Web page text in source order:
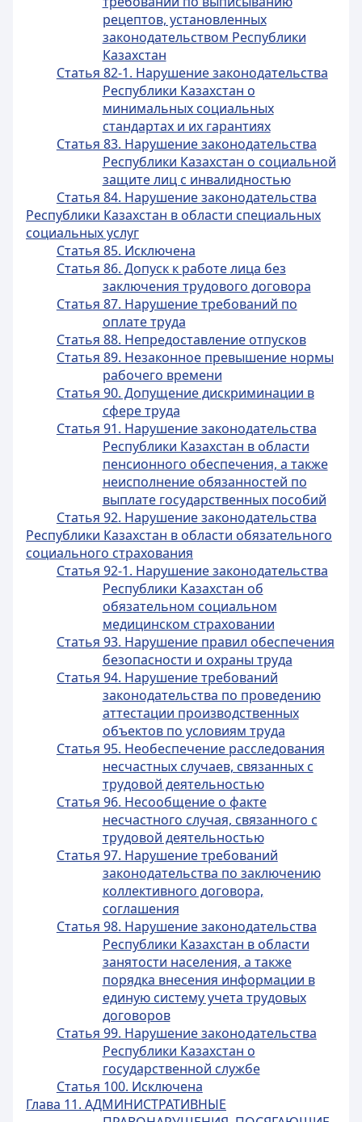
рецептов, установленных
законодательством Республики
Казахстан
Статья 82-1. Нарушение законодательства
Республики Казахстан о
минимальных социальных
стандартах и их гарантиях
Статья 83. Нарушение законодательства
Республики Казахстан о социальной
защите лиц с инвалидностью
Статья 84. Нарушение законодательства
Республики Казахстан в области специальных
социальных услуг
Статья 85. Исключена
Статья 86. Допуск к работе лица без
заключения трудового договора
Статья 87. Нарушение требований по
оплате труда
Статья 88. Непредоставление отпусков
Статья 89. Незаконное превышение нормы
рабочего времени
Статья 90. Допущение дискриминации в
сфере труда
Статья 91. Нарушение законодательства
Республики Казахстан в области
пенсионного обеспечения, а также
неисполнение обязанностей по
выплате государственных пособий
Статья 92. Нарушение законодательства
Республики Казахстан в области обязательного
социального страхования
Статья 92-1. Нарушение законодательства
Республики Казахстан об
обязательном социальном
медицинском страховании
Статья 93. Нарушение правил обеспечения
безопасности и охраны труда
Статья 94. Нарушение требований
законодательства по проведению
аттестации производственных
объектов по условиям труда
Статья 95. Необеспечение расследования
несчастных случаев, связанных с
трудовой деятельностью
Статья 96. Несообщение о факте
несчастного случая, связанного с
трудовой деятельностью
Статья 97. Нарушение требований
законодательства по заключению
коллективного договора,
соглашения
Статья 98. Нарушение законодательства
Республики Казахстан в области
занятости населения, а также
порядка внесения информации в
единую систему учета трудовых
договоров
Статья 99. Нарушение законодательства
Республики Казахстан о
государственной службе
Статья 100. Исключена
Глава 11. АДМИНИСТРАТИВНЫЕ